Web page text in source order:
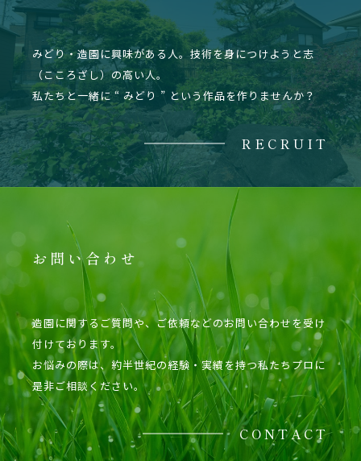
みどり・造園に興味がある人。技術を身につけようと志
（こころざし）の高い人。
私たちと一緒に “ みどり ” という作品を作りませんか？
RECRUIT
お問い合わせ
造園に関するご質問や、ご依頼などのお問い合わせを受け
付けております。
お悩みの際は、約半世紀の経験・実績を持つ私たちプロに
是非ご相談ください。
CONTACT